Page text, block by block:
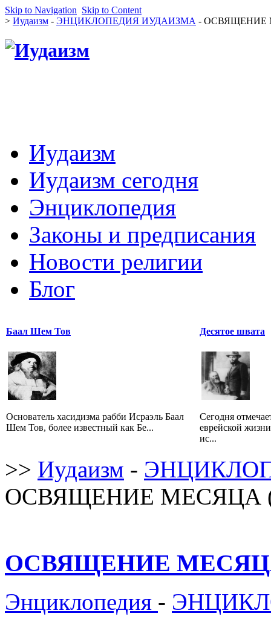
Skip to Navigation Skip to Content
> Иудаизм - ЭНЦИКЛОПЕДИЯ ИУДАИЗМА - ОСВЯЩЕНИЕ
Иудаизм
Иудаизм сегодня
Энциклопедия
Законы и предписания
Новости религии
Блог
Баал Шем Тов
Основатель хасидизма рабби Исраэль Баал
Шем Тов, более известный как Бе...
Десятое швата
Сегодня
еврейской
ис...
>> Иудаизм -
ОСВЯЩЕНИЕ МЕСЯЦА
ОСВЯЩЕНИЕ МЕСЯЦА
Энциклопедия -